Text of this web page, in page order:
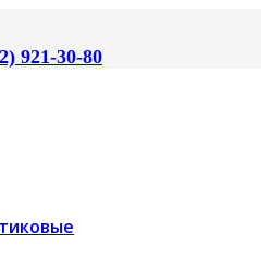
921-30-80